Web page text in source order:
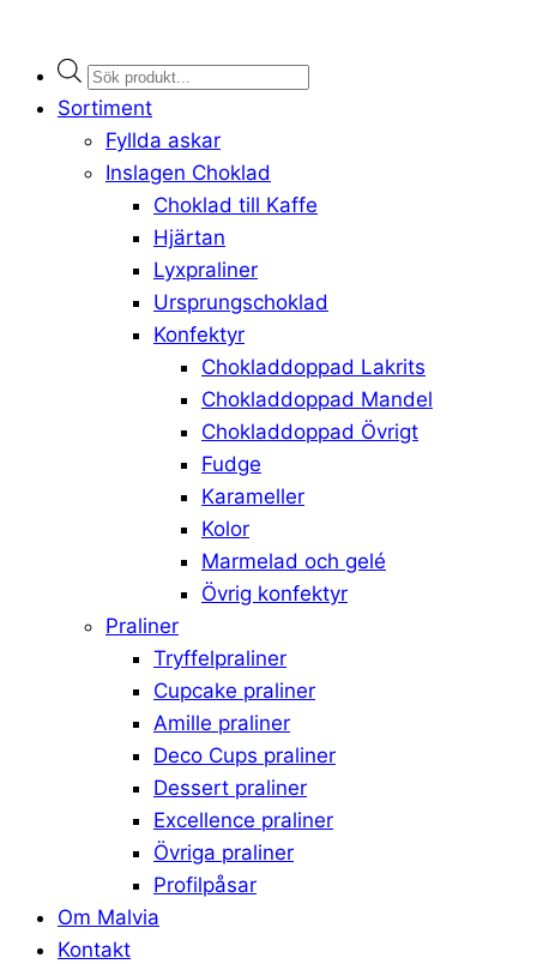
Products
search
Sortiment
Fyllda askar
Inslagen Choklad
Choklad till Kaffe
Hjärtan
Lyxpraliner
Ursprungschoklad
Konfektyr
Chokladdoppad Lakrits
Chokladdoppad Mandel
Chokladdoppad Övrigt
Fudge
Karameller
Kolor
Marmelad och gelé
Övrig konfektyr
Praliner
Tryffelpraliner
Cupcake praliner
Amille praliner
Deco Cups praliner
Dessert praliner
Excellence praliner
Övriga praliner
Profilpåsar
Om Malvia
Kontakt